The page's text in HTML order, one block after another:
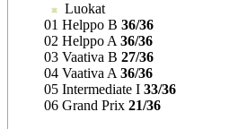
Luokat
01 Helppo B 36/36
02 Helppo A 36/36
03 Vaativa B 27/36
04 Vaativa A 36/36
05 Intermediate I 33/36
06 Grand Prix 21/36